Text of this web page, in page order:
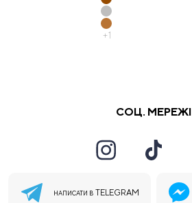
+1
СОЦ. МЕРЕЖІ
НАПИСАТИ В TELEGRAM